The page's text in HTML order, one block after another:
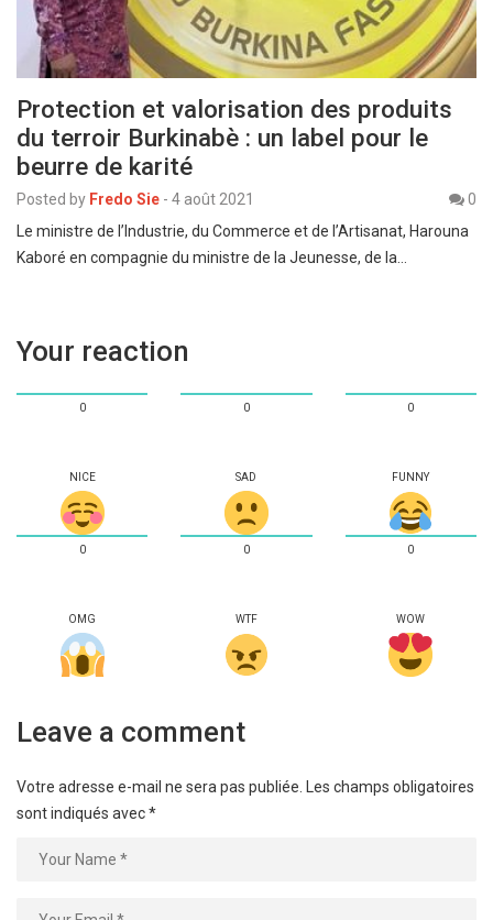
Protection et valorisation des produits
du terroir Burkinabè : un label pour le
beurre de karité
Posted by Fredo Sie - 4 août 2021
0
Le ministre de l’Industrie, du Commerce et de l’Artisanat, Harouna
Kaboré en compagnie du ministre de la Jeunesse, de la…
Your reaction
0
NICE
0
SAD
0
FUNNY
0
OMG
0
WTF
0
WOW
Leave a comment
Votre adresse e-mail ne sera pas publiée. Les champs obligatoires
sont indiqués avec*